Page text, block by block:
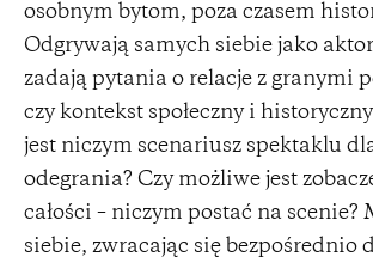
osobnym bytom, poza czasem
Odgrywają samych siebie jako
zadają pytania o relacje z granymi
czy kontekst społeczny i
jest niczym scenariusz spektaklu
odegrania? Czy możliwe jest
całości – niczym postać na scenie?
siebie, zwracając się bezpośrednio